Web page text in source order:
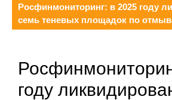
Росфинмониторинг: в 2025 году
семь теневых площадок по
году